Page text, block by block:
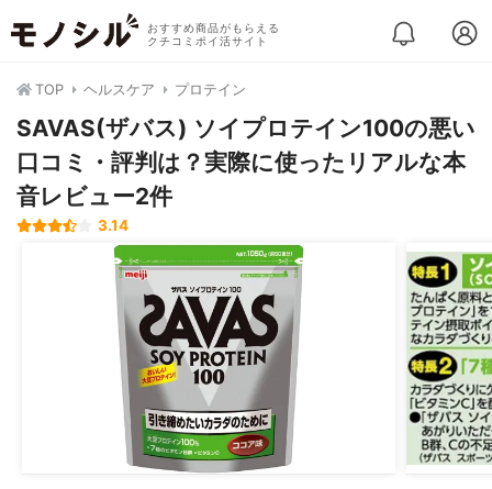
おすすめ商品がもらえる
クチコミポイ活サイト
TOP ヘルスケア プロテイン
SAVAS(ザバス) ソイプロテイン100の悪い
口コミ・評判は？実際に使ったリアルな本
音レビュー2件
3.14